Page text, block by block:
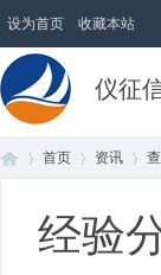
设为首页 收藏本站
仪征
首页 资讯
经验